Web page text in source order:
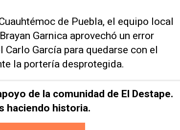
de ​Puebla, el equipo ⁠local
Garnica aprovechó un error
García para ⁠quedarse con el
la portería desprotegida.
de la comunidad de El Destape.
haciendo historia.